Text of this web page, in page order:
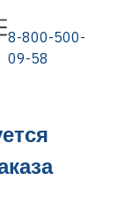
8-800-500-
09-58